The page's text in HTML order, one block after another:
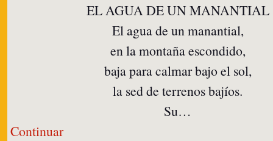
EL AGUA DE UN MANANTIAL
El agua de un manantial,
en la montaña escondido,
baja para calmar bajo el sol,
la sed de terrenos bajíos.
Su…
Continuar